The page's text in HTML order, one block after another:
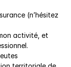
(n’hésitez
activité, et